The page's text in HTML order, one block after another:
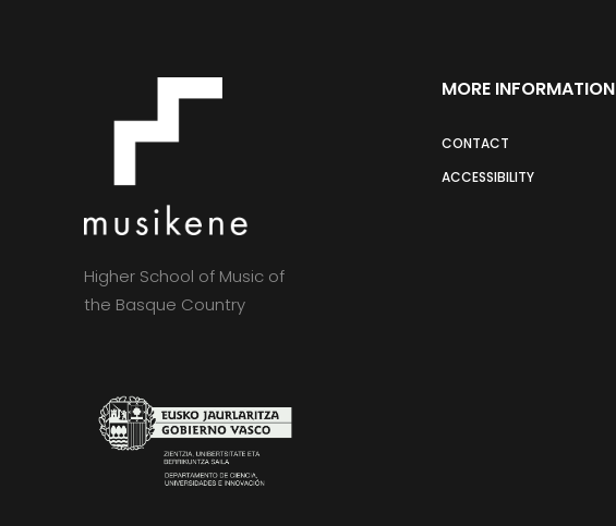
Higher School of Music of
the Basque Country
MORE INFORMATION
CONTACT
ACCESSIBILITY